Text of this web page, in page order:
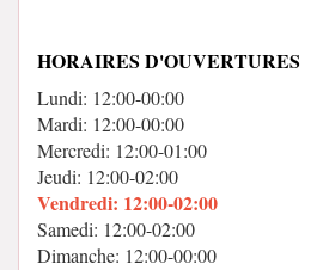
HORAIRES D'OUVERTURES
Lundi: 12:00-00:00
Mardi: 12:00-00:00
Mercredi: 12:00-01:00
Jeudi: 12:00-02:00
Vendredi: 12:00-02:00
Samedi: 12:00-02:00
Dimanche: 12:00-00:00